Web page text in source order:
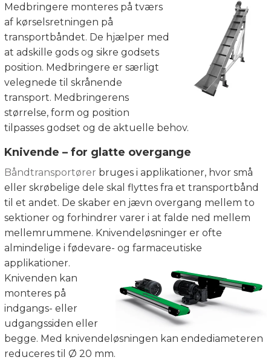
Medbringere monteres på tværs
af kørselsretningen på
transportbåndet. De hjælper med
at adskille gods og sikre godsets
position. Medbringere er særligt
velegnede til skrånende
transport. Medbringerens
størrelse, form og position
tilpasses godset og de aktuelle behov.
Knivende – for glatte overgange
Båndtransportører bruges i applikationer, hvor små
eller skrøbelige dele skal flyttes fra et transportbånd
til et andet. De skaber en jævn overgang mellem to
sektioner og forhindrer varer i at falde ned mellem
mellemrummene. Knivendeløsninger er ofte
almindelige i fødevare- og farmaceutiske
applikationer.
Knivenden kan
monteres på
indgangs- eller
udgangssiden eller
begge. Med knivendeløsningen kan endediameteren
reduceres til Ø 20 mm.